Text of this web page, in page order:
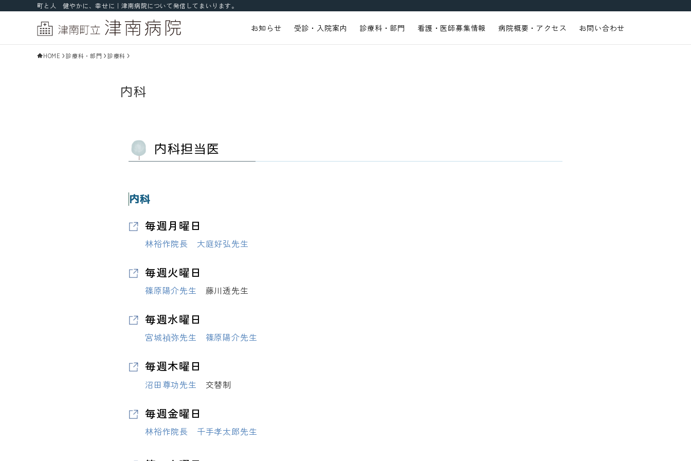
町と人 健やかに、幸せに｜津南病院について発信してまいります。
お知らせ 受診・入院案内 診療科・部門 看護・医師募集情報 病院概要・アクセス お問い合わせ
HOME 診療科・部門 診療科
内科
内科担当医
内科
毎週月曜日
林裕作院長 大庭好弘先生
毎週火曜日
篠原陽介先生 藤川透先生
毎週水曜日
宮城禎弥先生 篠原陽介先生
毎週木曜日
沼田尊功先生 交替制
毎週金曜日
林裕作院長 千手孝太郎先生